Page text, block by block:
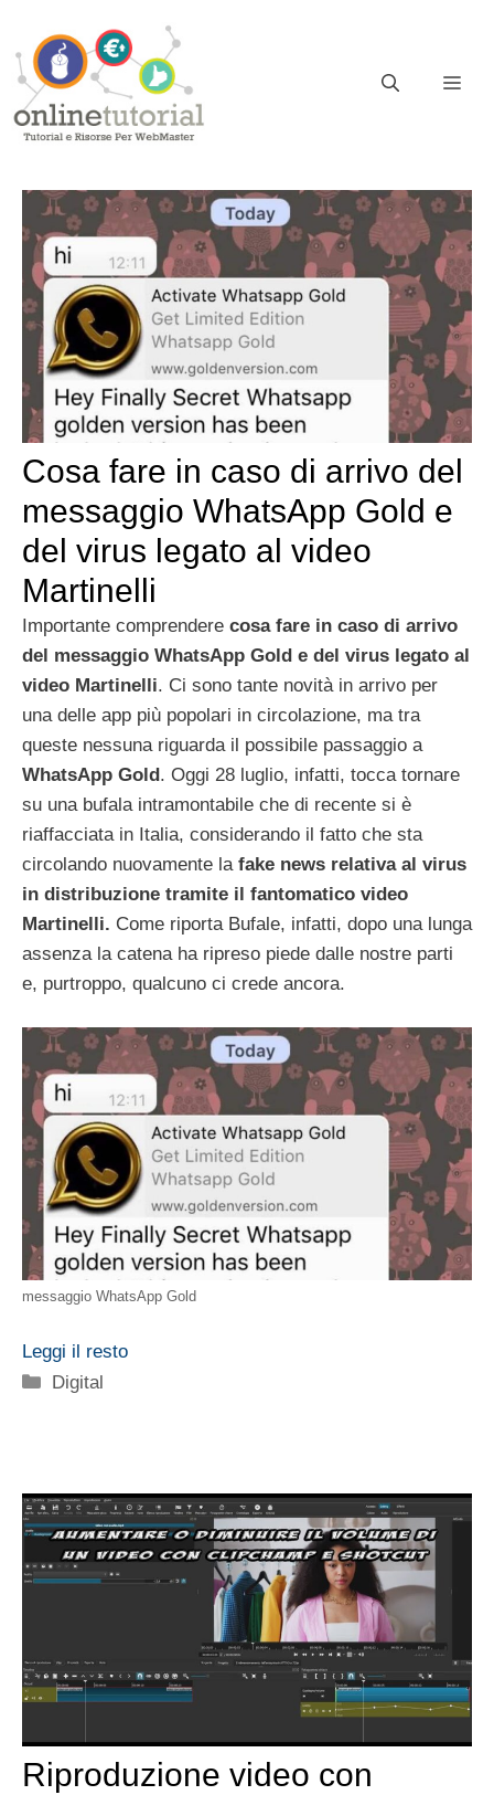
contenuto
Cosa fare in caso di arrivo del
messaggio WhatsApp Gold e
del virus legato al video
Martinelli
Importante comprendere cosa fare in caso di arrivo
del messaggio WhatsApp Gold e del virus legato al
video Martinelli. Ci sono tante novità in arrivo per
una delle app più popolari in circolazione, ma tra
queste nessuna riguarda il possibile passaggio a
WhatsApp Gold. Oggi 28 luglio, infatti, tocca tornare
su una bufala intramontabile che di recente si è
riaffacciata in Italia, considerando il fatto che sta
circolando nuovamente la fake news relativa al virus
in distribuzione tramite il fantomatico video
Martinelli. Come riporta Bufale, infatti, dopo una lunga
assenza la catena ha ripreso piede dalle nostre parti
e, purtroppo, qualcuno ci crede ancora.
messaggio WhatsApp Gold
Leggi il resto
Categorie
Digital
Riproduzione video con